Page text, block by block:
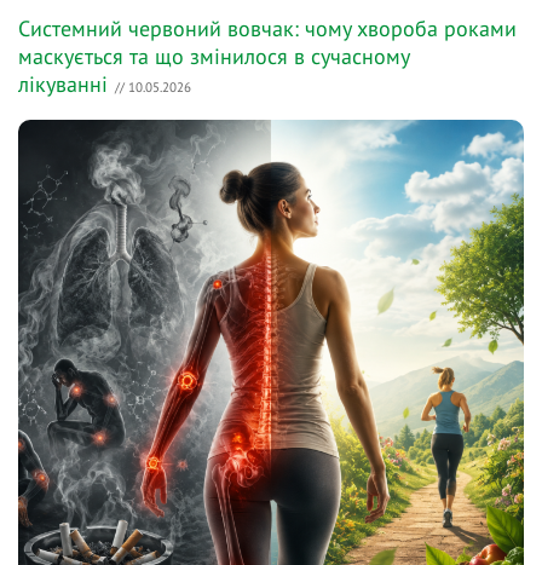
Системний червоний вовчак: чому хвороба роками
маскується та що змінилося в сучасному
лікуванні // 10.05.2026